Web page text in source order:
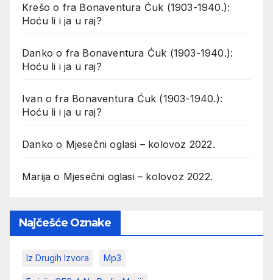
Krešo o fra Bonaventura Ćuk (1903-1940.):
Hoću li i ja u raj?
Danko o fra Bonaventura Ćuk (1903-1940.):
Hoću li i ja u raj?
Ivanofra Bonaventura Ćuk (1903-1940.):
Hoću li i ja u raj?
Danko o Mjesečni oglasi – kolovoz 2022.
Marija o Mjesečni oglasi – kolovoz 2022.
Najčešće Oznake
Iz Drugih Izvora Mp3